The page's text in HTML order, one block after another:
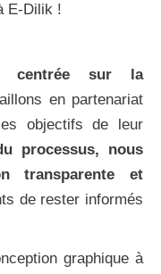
E-Dilik !
centrée sur la
en partenariat
objectifs de leur
processus, nous
transparente et
de rester informés
graphique à